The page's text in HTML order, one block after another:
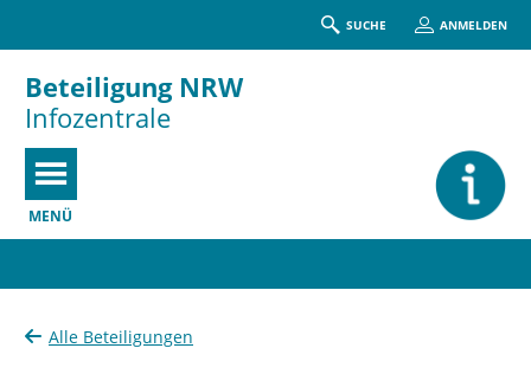
SUCHE ANMELDEN
Beteiligung NRW
Infozentrale
MENÜ
Alle Beteiligungen